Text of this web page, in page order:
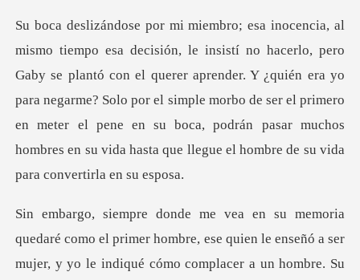
lantó con el querer aprender. Y ¿quién era yo
para negarme? Solo por el simple morbo de ser el primero
en meter el pene
, ese quien le enseñó a ser
mujer, y yo le indiqué cómo complacer a un hombre